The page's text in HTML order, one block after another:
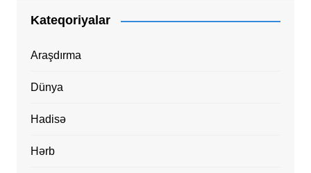
Kateqoriyalar
Araşdırma
Dünya
Hadisə
Hərb